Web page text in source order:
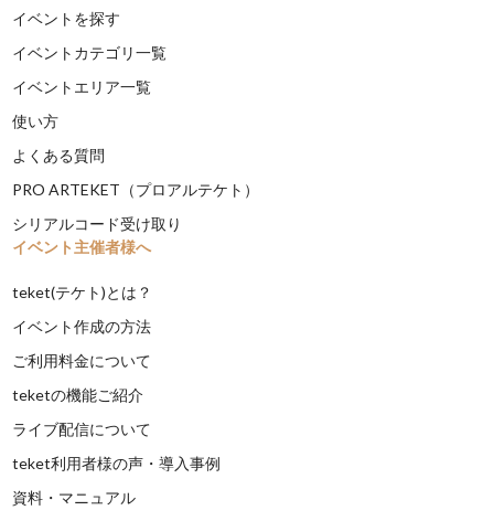
イベントを探す
イベントカテゴリ一覧
イベントエリア一覧
使い方
よくある質問
PRO ARTEKET（プロアルテケト）
シリアルコード受け取り
イベント主催者様へ
teket(テケト)とは？
イベント作成の方法
ご利用料金について
teketの機能ご紹介
ライブ配信について
teket利用者様の声・導入事例
資料・マニュアル